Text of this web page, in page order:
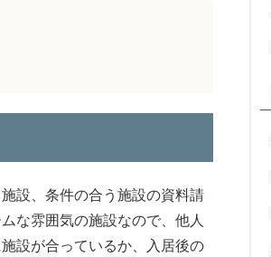
設、条件の合う施設の資料請
な雰囲気の施設なので、他人
設が合っているか、入居後の